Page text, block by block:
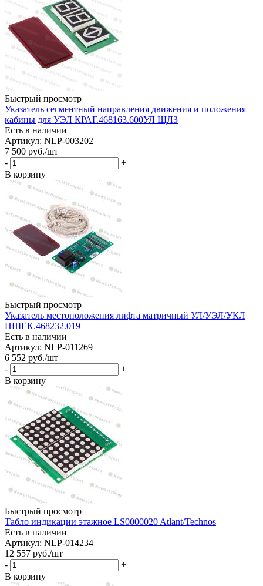
Быстрый просмотр
Указатель сегментный направления движения и положения
кабины для УЭЛ КРАГ.468163.600УЛ ЩЛЗ
Есть в наличии
Артикул: NLP-003202
7 500 руб./шт
-
+
В корзину
Быстрый просмотр
Указатель местоположения лифта матричный УЛ/УЭЛ/УКЛ
НШЕК.468232.019
Есть в наличии
Артикул: NLP-011269
6 552 руб./шт
-
+
В корзину
Быстрый просмотр
Табло индикации этажное LS0000020 Atlant/Technos
Есть в наличии
Артикул: NLP-014234
12 557 руб./шт
-
+
В корзину